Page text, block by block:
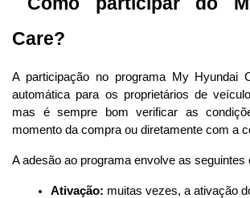
Care?
A participação no programa My Hyundai
automática para os proprietários de
mas é sempre bom verificar as
momento da compra ou diretamente com a
A adesão ao programa envolve as seguintes
Ativação: muitas vezes, a ativação